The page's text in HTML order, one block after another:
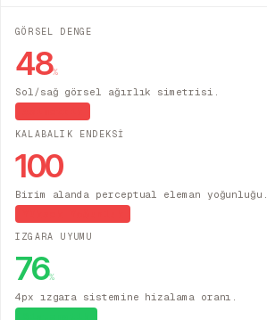
GÖRSEL DENGE
48%
Sol/sağ görsel ağırlık simetrisi.
KALABALIK ENDEKSİ
100
Birim alanda perceptual eleman yoğunluğu.
IZGARA UYUMU
76%
4px ızgara sistemine hizalama oranı.